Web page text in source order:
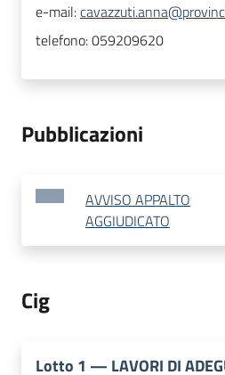
e-mail:
telefono:059209620
Pubblicazioni
AVVISO APPALTO
AGGIUDICATO
Cig
Lotto 1 — LAVORI DI